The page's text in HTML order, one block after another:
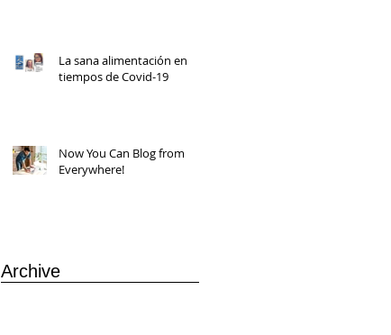
La sana alimentación en
tiempos de Covid-19
Now You Can Blog from
Everywhere!
Archive